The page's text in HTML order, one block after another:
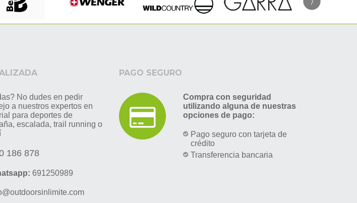
No dudes en pedir
a nuestros expertos en
para deportes de
escalada, trail running o
186 878
691250989
PAGO SEGURO
Compra con seguridad
utilizando alguna de nuestras
opciones de pago:
Pago seguro con tarjeta de
crédito
Transferencia bancaria